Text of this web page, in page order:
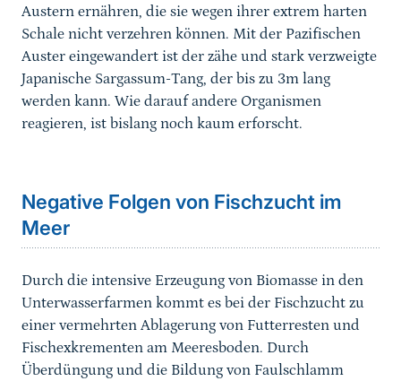
Austern ernähren, die sie wegen ihrer extrem harten
Schale nicht verzehren können. Mit der Pazifischen
Auster eingewandert ist der zähe und stark verzweigte
Japanische Sargassum-Tang, der bis zu 3m lang
werden kann. Wie darauf andere Organismen
reagieren, ist bislang noch kaum erforscht.
Negative Folgen von Fischzucht im
Meer
Durch die intensive Erzeugung von Biomasse in den
Unterwasserfarmen kommt es bei der Fischzucht zu
einer vermehrten Ablagerung von Futterresten und
Fischexkrementen am Meeresboden. Durch
Überdüngung und die Bildung von Faulschlamm